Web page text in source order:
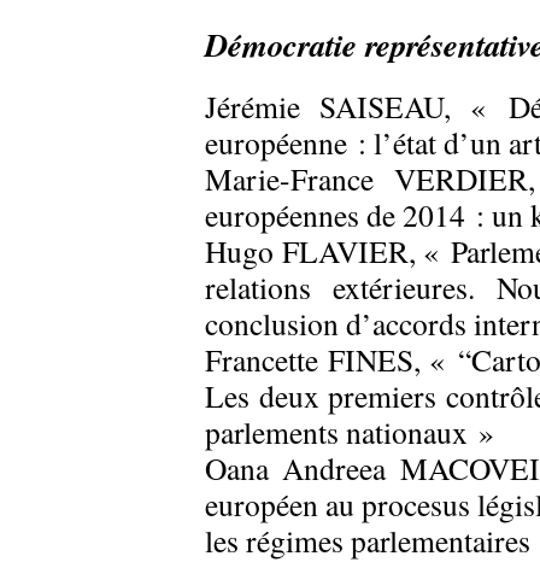
Démocratie
Jérémie SAISEAU, «
européenne : l’état d’un
Marie-France
européennes de 2014 :
Hugo FLAVIER, «
relations extérieures.
conclusion d’accords
Francette FINES, «
Les deux premiers
parlements nationaux »
Oana Andreea
européen au procesus
les régimes